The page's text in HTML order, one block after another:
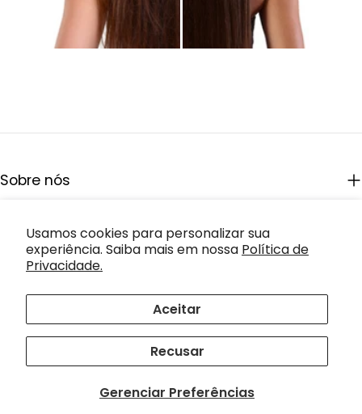
Usamos cookies para personalizar sua
experiência. Saiba mais em nossa Política de
Privacidade.
Gerenciar Preferências
Aceitar
Recusar
Sobre nós
Fale conosco
ENNÉR CONCEPT.
Trocas, Devoluções e Reembolsos